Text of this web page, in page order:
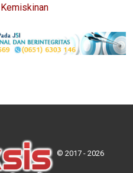
Kemiskinan
© 2017 - 2026